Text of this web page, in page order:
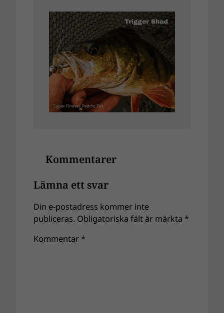
Kommentarer
Lämna ett svar
Din e-postadress kommer inte
publiceras. Obligatoriska fält är märkta *
Kommentar *